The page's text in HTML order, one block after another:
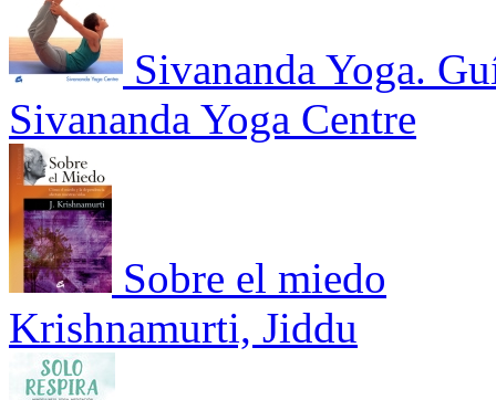
Sivananda Yoga.
Sivananda Yoga Centre
Sobre el miedo
Krishnamurti, Jiddu